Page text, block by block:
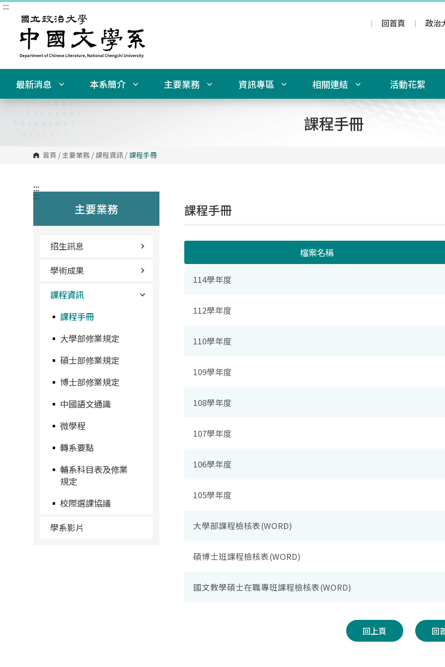
跳
:::
回首頁
政治
最新消息 本系簡介 主要業務 資訊專區 相關連結 活動花絮
課程手冊
首頁 /主要業務 / 課程資訊 / 課程手冊
:::
主要業務
招生訊息
學術成果
課程資訊
課程手冊
大學部修業規定
碩士部修業規定
博士部修業規定
中國語文通識
微學程
轉系要點
輔系科目表及修業
規定
校際選課協議
學系影片
:::
課程手冊
檔案名稱
114學年度
112學年度
110學年度
109學年度
108學年度
107學年度
106學年度
105學年度
大學部課程檢核表(WORD)
碩博士班課程檢核表(WORD)
國文教學碩士在職專班課程檢核表(WORD)
回上頁 回